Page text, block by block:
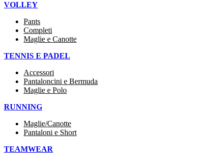
VOLLEY
Pants
Completi
Maglie e Canotte
TENNIS E PADEL
Accessori
Pantaloncini e Bermuda
Maglie e Polo
RUNNING
Maglie/Canotte
Pantaloni e Short
TEAMWEAR